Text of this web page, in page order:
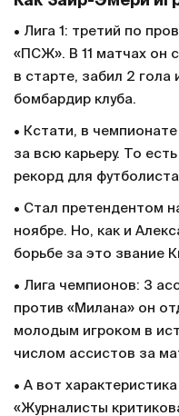
• Лига 1: третий по
«ПСЖ». В 11 матчах он
в старте, забил 2 гола
бомбардир клуба.
• Кстати, в
за всю карьеру. То
рекорд для
• Стал претендентом
ноябре. Но, как и
борьбе за это звание
• Лига чемпионов: 3
против «Милана» он
молодым игроком в
числом ассистов за
• А вот
«Журналисты